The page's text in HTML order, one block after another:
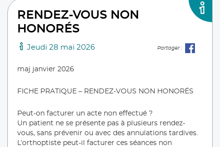
RENDEZ-VOUS NON
HONORÉS
Jeudi 28 mai 2026 Partager :
maj janvier 2026
FICHE PRATIQUE – RENDEZ-VOUS NON HONORÉS
Peut-on facturer un acte non effectué ?
Un patient ne se présente pas à plusieurs rendez-
vous, sans prévenir ou avec des annulations tardives.
L’orthoptiste peut-il facturer ces séances non